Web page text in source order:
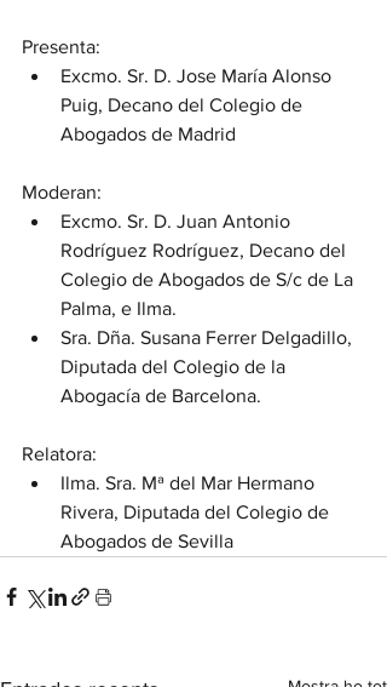
Presenta:
Excmo. Sr. D. Jose María Alonso
Puig, Decano del Colegio de
Abogados de Madrid
Moderan:
Excmo. Sr. D. Juan Antonio
Rodríguez Rodríguez, Decano del
Colegio de Abogados de S/c de La
Palma, e Ilma.
Sra. Dña. Susana Ferrer Delgadillo,
Diputada del Colegio de la
Abogacía de Barcelona.
Relatora:
Ilma. Sra. Mª del Mar Hermano
Rivera, Diputada del Colegio de
Abogados de Sevilla